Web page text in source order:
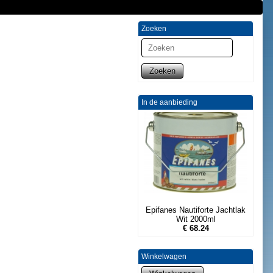
Zoeken
Zoeken
In de aanbieding
Epifanes Nautiforte Jachtlak
Wit 2000ml
€ 68.24
Winkelwagen